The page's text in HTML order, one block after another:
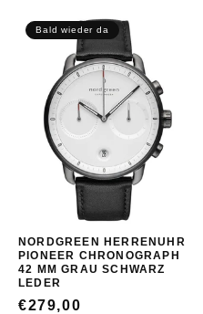
Bald wieder da
NORDGREEN HERRENUHR
PIONEER CHRONOGRAPH
42 MM GRAU SCHWARZ
LEDER
NORMALER
€279,00